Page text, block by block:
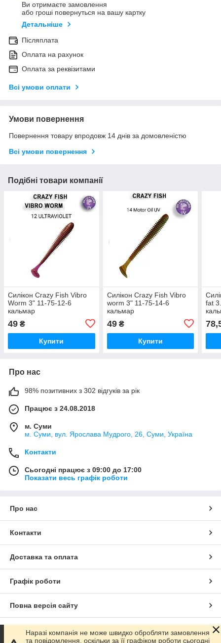
Ви отримаєте замовлення
або гроші повернуться на вашу картку
Детальніше
Післяплата
Оплата на рахунок
Оплата за реквізитами
Всі умови оплати
Умови повернення
Повернення товару впродовж 14 днів за домовленістю
Всі умови повернення
Подібні товари компанії
Силікон Crazy Fish Vibro
Worm 3" 11-75-12-6
кальмар
49 ₴
Купити
Силікон Crazy Fish Vibro
worm 3" 11-75-14-6
кальмар
49₴
Купити
fat
Про нас
98% позитивних з 302 відгуків за рік
Працює з 24.08.2018
м. Суми
м. Суми, вул. Ярослава Мудрого, 26, Суми, Україна
Контакти
Сьогодні працює з 09:00 до 17:00
Показати весь графік роботи
Про нас
Контакти
Доставка та оплата
Графік роботи
Повна версія сайту
Сайт створено на маркетплейсі Prom.ua
Наразі компанія не може швидко обробляти замовлення
та повідомлення, оскільки за її графіком роботи сьогодні